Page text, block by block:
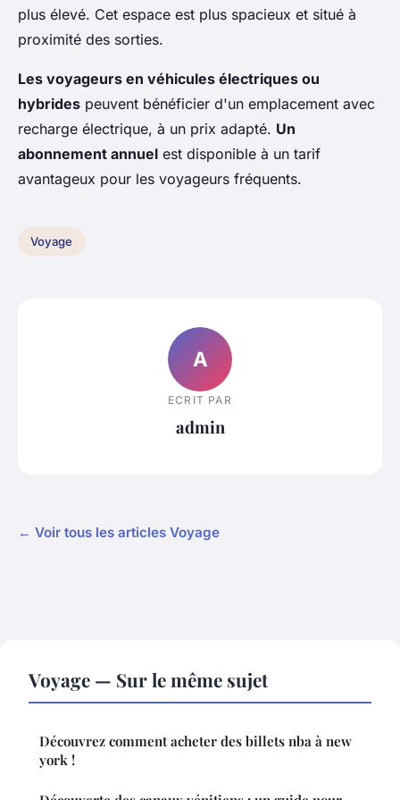
plus élevé. Cet espace est plus spacieux et situé à
proximité des sorties.
Les voyageurs en véhicules électriques ou
hybrides peuvent bénéficier d'un emplacement avec
recharge électrique, à un prix adapté. Un
abonnement annuel est disponible à un tarif
avantageux pour les voyageurs fréquents.
Voyage
A
ECRIT PAR
admin
← Voir tous les articles Voyage
Voyage — Sur le même sujet
Découvrez comment acheter des billets nba à new
york !